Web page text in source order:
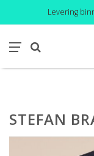
Levering
STEFAN